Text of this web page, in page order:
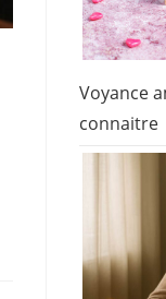
Voyance
connaitre